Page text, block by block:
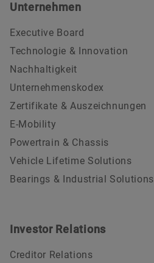
Unternehmen
Executive Board
Technologie & Innovation
Nachhaltigkeit
Unternehmenskodex
Zertifikate & Auszeichnungen
E-Mobility
Powertrain & Chassis
Vehicle Lifetime Solutions
Bearings & Industrial Solutions
Investor Relations
Creditor Relations